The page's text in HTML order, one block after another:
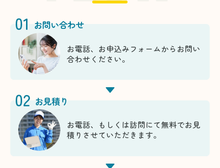
01 お問い合わせ
お電話、お申込みフォームからお問い
合わせください。
02 お見積り
お電話、もしくは訪問にて無料でお見
積りさせていただきます。